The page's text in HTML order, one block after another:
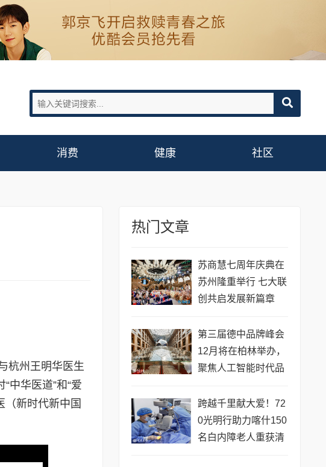
消费 健康 社区
杭州王明华医生
中华医道”和“爱
（新时代新中国
热门文章
苏商慧七周年庆典在
苏州隆重举行 七大联
创共启发展新篇章
第三届德中品牌峰会
12月将在柏林举办，
聚焦人工智能时代品
跨越千里献大爱！72
0光明行助力喀什150
名白内障老人重获清